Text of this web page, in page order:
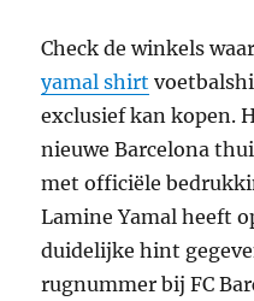
Check de winkels
yamal shirt
exclusief kan kopen.
nieuwe Barcelona
met officiële
Lamine Yamal heeft
duidelijke hint
rugnummer bij FC